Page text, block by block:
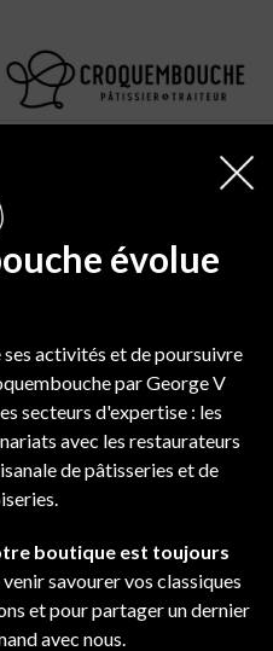
nec, and
quis, sem.
parturient
mus. commodo
quam felis, ultricies
nec, and
quis, sem.
parturient
massa quis.
Cookies
évolue
activités et de poursuivre
par George V
secteurs d'expertise : les
avec les restaurateurs
de pâtisseries et de
boutique est toujours
savourer vos classiques
et pour partager un dernier
avec nous.